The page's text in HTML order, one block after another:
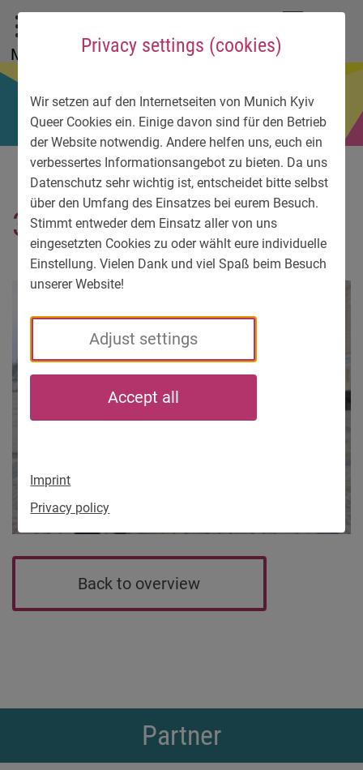
Privacy settings (cookies)
Wir setzen auf den Internetseiten von Munich Kyiv
Queer Cookies ein. Einige davon sind für den Betrieb
der Website notwendig. Andere helfen uns, euch ein
verbessertes Informationsangebot zu bieten. Da uns
Datenschutz sehr wichtig ist, entscheidet bitte selbst
über den Umfang des Einsatzes bei eurem Besuch.
Stimmt entweder dem Einsatz aller von uns
eingesetzten Cookies zu oder wählt eure individuelle
Einstellung. Vielen Dank und viel Spaß beim Besuch
unserer Website!
Adjust settings
Accept all
Imprint
Privacy policy
To main menu
To language menu
To search
To content
To service information
Menu
3649-8
Back to overview
Partner